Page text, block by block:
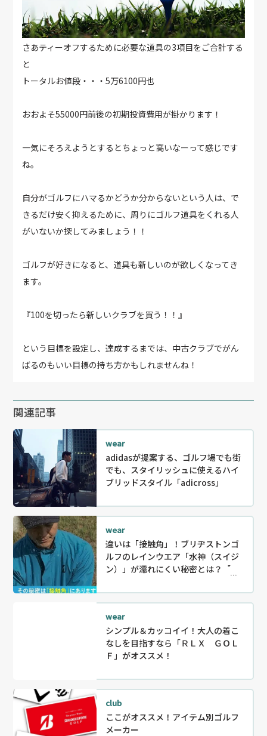
さあティーオフするために必要な道具の3項目をご合計する
と
トータルお値段・・・5万6100円也
おおよそ55000円前後の初期投資費用が掛かります！
一気にそろえようとするとちょっと高いなーって感じです
ね。
自分がゴルフにハマるかどうか分からないという人は、で
きるだけ安く抑えるために、周りにゴルフ道具をくれる人
がいないか探してみましょう！！
ゴルフが好きになると、道具も新しいのが欲しくなってき
ます。
『100を切ったら新しいクラブを買う！！』
という目標を設定し、達成するまでは、中古クラブでがん
ばるのもいい目標の持ち方かもしれませんね！
関連記事
wear
adidasが提案する、ゴルフ場でも街
でも、スタイリッシュに使えるハイ
ブリッドスタイル「adicross」
wear
違いは「接触角」！ブリヂストンゴ
ルフのレインウエア「水神（スイジ
ン）」が濡れにくい秘密とは？【P
wear
シンプル＆カッコイイ！大人の着こ
なしを目指すなら「ＲＬＸ ＧＯＬ
Ｆ」がオススメ！
club
ここがオススメ！アイテム別ゴルフ
メーカー